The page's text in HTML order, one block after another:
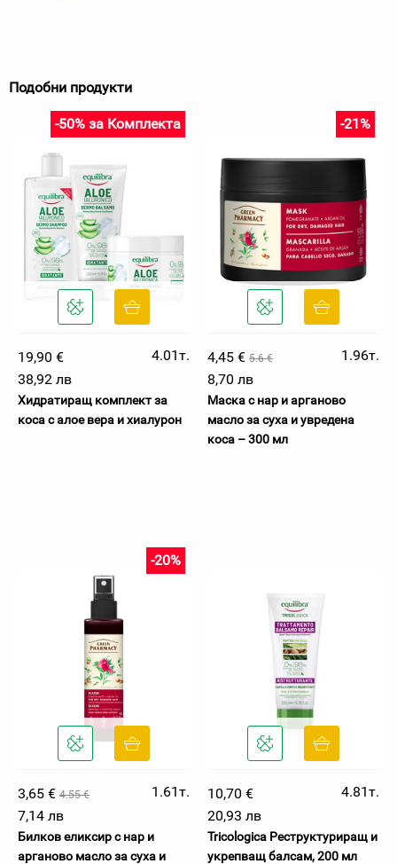
Подобни продукти
-50% за Комплекта
19,90 €
4.01т.
38,92 лв
Хидратиращ комплект за
коса с алое вера и хиалурон
4,45 € 5.6 €
-21%
1.96т.
8,70 лв
Маска с нар и арганово
масло за суха и увредена
коса – 300 мл
3,65 € 4.55 €
-20%
1.61т.
7,14 лв
Билков еликсир с нар и
арганово масло за суха и
10,70 €
4.81т.
20,93 лв
Tricologica Реструктуриращ и
укрепващ балсам, 200 мл